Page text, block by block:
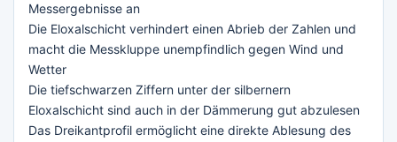
Messergebnisse an
Die Eloxalschicht verhindert einen Abrieb der Zahlen und
macht die Messkluppe unempfindlich gegen Wind und
Wetter
Die tiefschwarzen Ziffern unter der silbernern
Eloxalschicht sind auch in der Dämmerung gut abzulesen
Das Dreikantprofil ermöglicht eine direkte Ablesung des